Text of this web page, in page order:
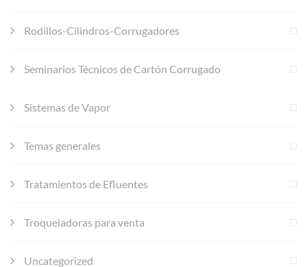
Rodillos-Cilindros-Corrugadores
Seminarios Técnicos de Cartón Corrugado
Sistemas de Vapor
Temas generales
Tratamientos de Efluentes
Troqueladoras para venta
Uncategorized